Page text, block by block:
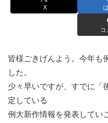
X
コ
皆様ごきげんよう。今年も
した。
少々早いですが、すでに「
定している
例大新作情報を発表してい